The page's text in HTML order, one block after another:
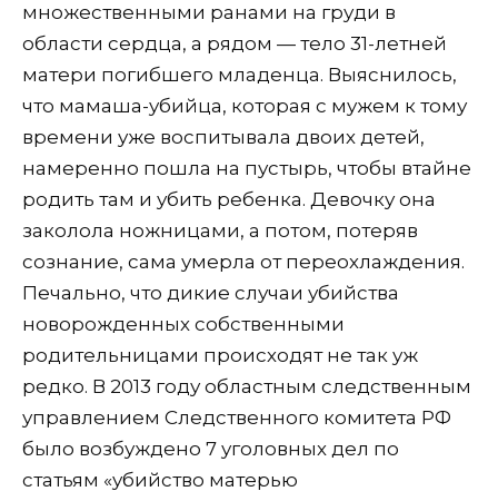
множественными ранами на груди в
области сердца, а рядом — тело 31-летней
матери погибшего младенца. Выяснилось,
что мамаша-убийца, которая с мужем к тому
времени уже воспитывала двоих детей,
намеренно пошла на пустырь, чтобы втайне
родить там и убить ребенка. Девочку она
заколола ножницами, а потом, потеряв
сознание, сама умерла от переохлаждения.
Печально, что дикие случаи убийства
новорожденных собственными
родительницами происходят не так уж
редко. В 2013 году областным следственным
управлением Следственного комитета РФ
было возбуждено 7 уголовных дел по
статьям «убийство матерью